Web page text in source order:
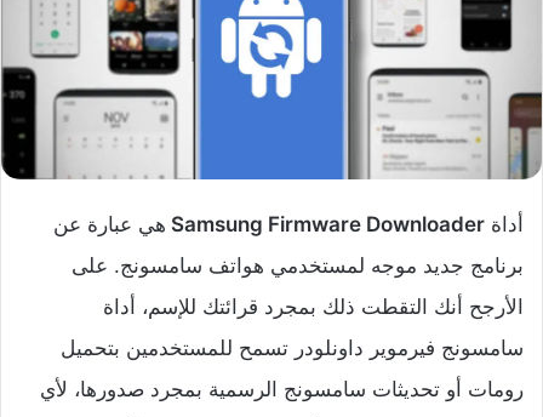
أداة Samsung Firmware Downloader هي عبارة عن
برنامج جديد موجه لمستخدمي هواتف سامسونج. على
الأرجح أنك التقطت ذلك بمجرد قرائتك للإسم، أداة
سامسونج فيرموير داونلودر تسمح للمستخدمين بتحميل
رومات أو تحديثات سامسونج الرسمية بمجرد صدورها، لأي